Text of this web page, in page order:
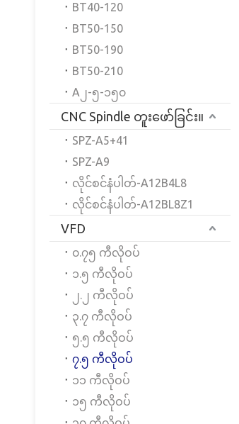
BT40-120
BT50-150
BT50-190
BT50-210
A၂-၅-၁၅၀
CNC Spindle တူးဖော်ခြင်း။
SPZ-A5+41
SPZ-A9
လိုင်စင်နံပါတ်-A12B4L8
လိုင်စင်နံပါတ်-A12BL8Z1
VFD
၀.၇၅ ကီလိုဝပ်
၁.၅ ကီလိုဝပ်
၂.၂ ကီလိုဝပ်
၃.၇ ကီလိုဝပ်
၅.၅ ကီလိုဝပ်
၇.၅ ကီလိုဝပ်
၁၁ ကီလိုဝပ်
၁၅ ကီလိုဝပ်